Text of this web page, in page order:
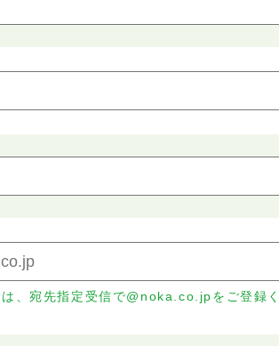
、宛先指定受信で@noka.co.jpをご登録く